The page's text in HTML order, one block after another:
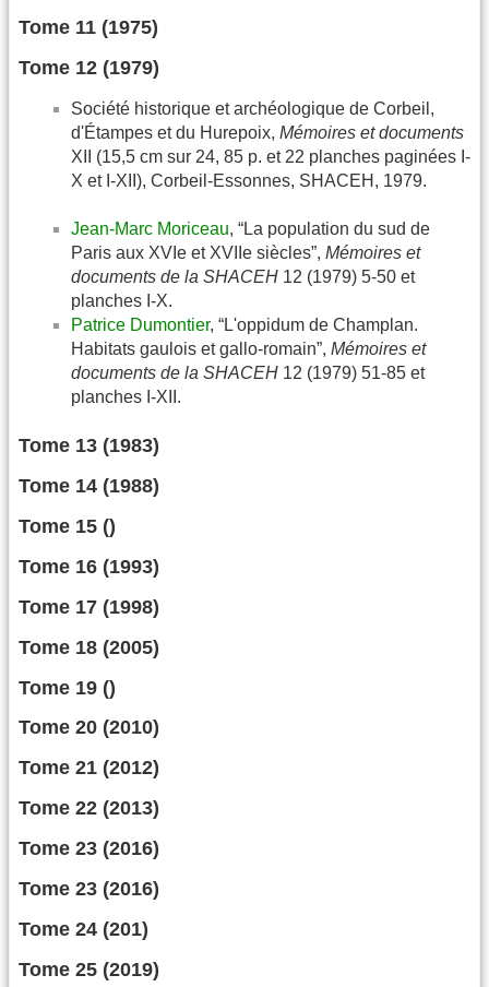
Tome 11 (1975)
Tome 12 (1979)
Société historique et archéologique de Corbeil,
d'Étampes et du Hurepoix, Mémoires et documents
XII (15,5 cm sur 24, 85 p. et 22 planches paginées I-
X et I-XII), Corbeil-Essonnes, SHACEH, 1979.
Jean-Marc Moriceau, “La population du sud de
Paris aux XVIe et XVIIe siècles”, Mémoires et
documents de la SHACEH 12 (1979) 5-50 et
planches I-X.
Patrice Dumontier, “L'oppidum de Champlan.
Habitats gaulois et gallo-romain”, Mémoires et
documents de la SHACEH 12 (1979) 51-85 et
planches I-XII.
Tome 13 (1983)
Tome 14 (1988)
Tome 15 ()
Tome 16 (1993)
Tome 17 (1998)
Tome 18 (2005)
Tome 19 ()
Tome 20 (2010)
Tome 21 (2012)
Tome 22 (2013)
Tome 23 (2016)
Tome 23 (2016)
Tome 24 (201)
Tome 25 (2019)